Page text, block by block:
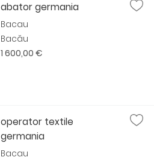
abator germania
Bacau
Bacău
1 600,00 €
operator textile
germania
Bacau